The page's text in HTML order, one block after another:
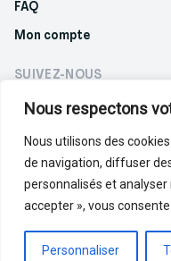
Nous respectons
Nous utilisons des
de navigation, diffuser
personnalisés et
accepter », vous
Personnaliser
FAQ
Mon compte
SUIVEZ-NOUS
© 2023 Réseau des
Politique de